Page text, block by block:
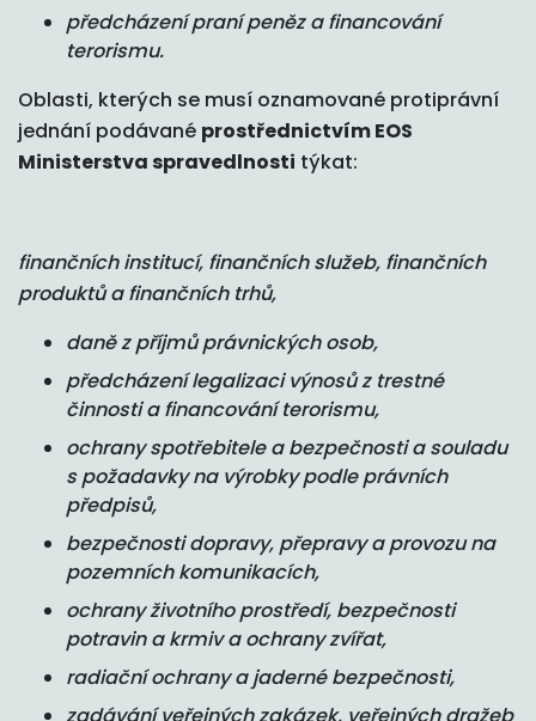
předcházení praní peněz a financování
terorismu.
Oblasti, kterých se musí oznamované protiprávní
jednání podávané prostřednictvím EOS
Ministerstva spravedlnosti týkat:
finančních institucí, finančních služeb, finančních
produktů a finančních trhů,
daně z příjmů právnických osob,
předcházení legalizaci výnosů z trestné
činnosti a financování terorismu,
ochrany spotřebitele a bezpečnosti a souladu
s požadavky na výrobky podle právních
předpisů,
bezpečnosti dopravy, přepravy a provozu na
pozemních komunikacích,
ochrany životního prostředí, bezpečnosti
potravin a krmiv a ochrany zvířat,
radiační ochrany a jaderné bezpečnosti,